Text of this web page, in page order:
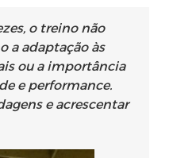
o treino não
a adaptação às
ou a importância
e performance.
e acrescentar